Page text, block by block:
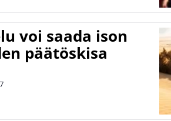
voi saada ison
päätöskisa